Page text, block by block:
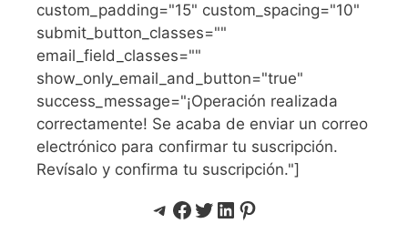
custom_padding="15" custom_spacing="10"
submit_button_classes=""
email_field_classes=""
show_only_email_and_button="true"
success_message="¡Operación realizada
correctamente! Se acaba de enviar un correo
electrónico para confirmar tu suscripción.
Revísalo y confirma tu suscripción."]
Telegram
Facebook
Twitter
LinkedIn
Pinterest